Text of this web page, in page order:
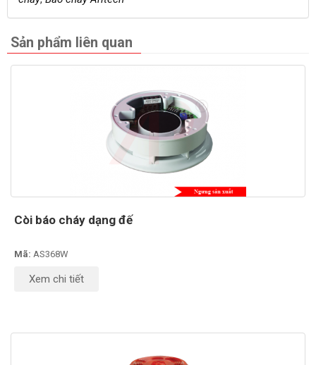
Sản phẩm liên quan
Còi báo cháy dạng đế
Mã: AS368W
Xem chi tiết